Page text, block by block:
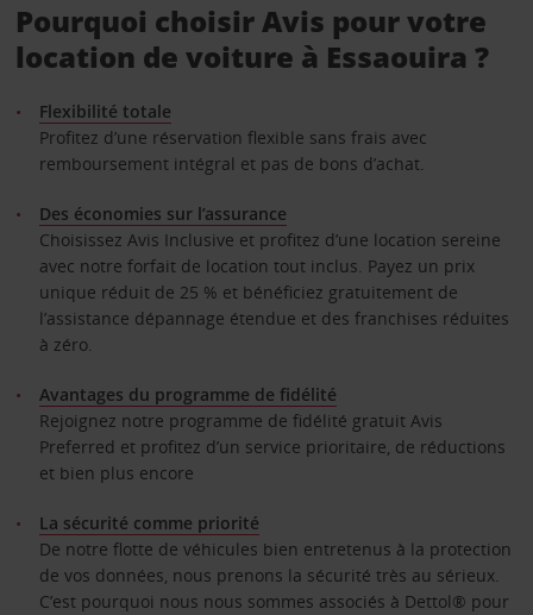
Pourquoi choisir Avis pour votre
location de voiture à Essaouira ?
Flexibilité totale
Profitez d’une réservation flexible sans frais avec
remboursement intégral et pas de bons d’achat.
Des économies sur l’assurance
Choisissez Avis Inclusive et profitez d’une location sereine
avec notre forfait de location tout inclus. Payez un prix
unique réduit de 25 % et bénéficiez gratuitement de
l’assistance dépannage étendue et des franchises réduites
à zéro.
Avantages du programme de fidélité
Rejoignez notre programme de fidélité gratuit Avis
Preferred et profitez d’un service prioritaire, de réductions
et bien plus encore
La sécurité comme priorité
De notre flotte de véhicules bien entretenus à la protection
de vos données, nous prenons la sécurité très au sérieux.
C’est pourquoi nous nous sommes associés à Dettol® pour